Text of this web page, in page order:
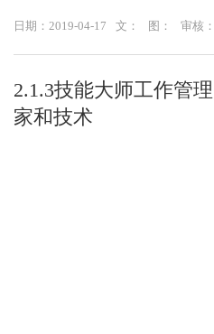
日期：2019-04-17 文： 图： 审核：
2.1.3技能大师工作管
家和技术